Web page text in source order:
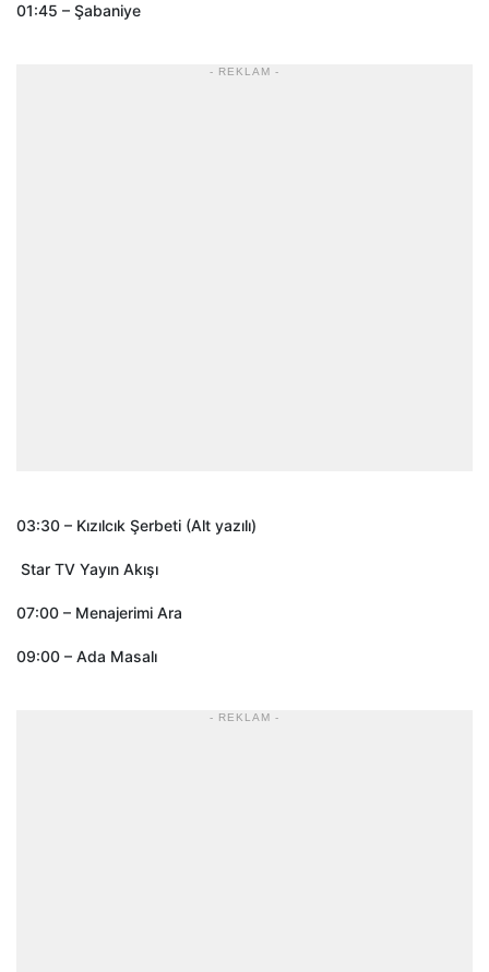
01:45 – Şabaniye
- REKLAM -
03:30 – Kızılcık Şerbeti (Alt yazılı)
Star TV Yayın Akışı
07:00 – Menajerimi Ara
09:00 – Ada Masalı
- REKLAM -